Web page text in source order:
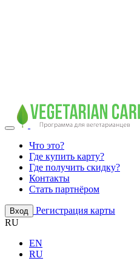
Что это?
Где купить карту?
Где получить скидку?
Контакты
Стать партнёром
Вход
Регистрация карты
RU
EN
RU